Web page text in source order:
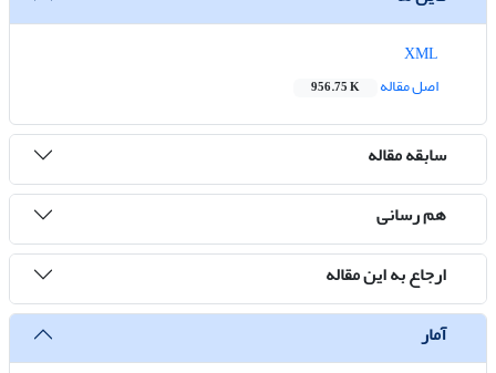
اصل مقاله
956.75 K
سابقه مقاله
هم رسانی
ارجاع به این مقاله
آمار